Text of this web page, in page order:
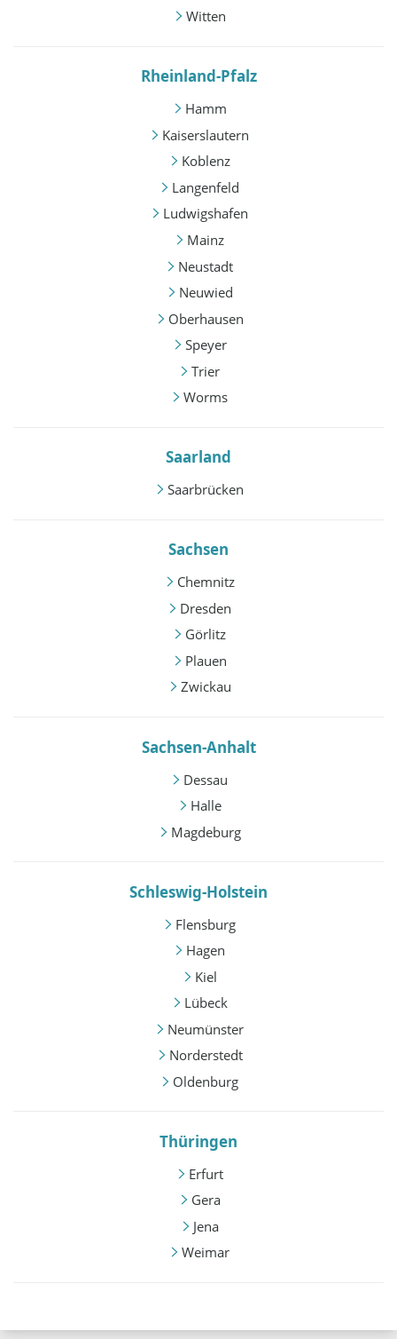
Witten
Rheinland-Pfalz
Hamm
Kaiserslautern
Koblenz
Langenfeld
Ludwigshafen
Mainz
Neustadt
Neuwied
Oberhausen
Speyer
Trier
Worms
Saarland
Saarbrücken
Sachsen
Chemnitz
Dresden
Görlitz
Plauen
Zwickau
Sachsen-Anhalt
Dessau
Halle
Magdeburg
Schleswig-Holstein
Flensburg
Hagen
Kiel
Lübeck
Neumünster
Norderstedt
Oldenburg
Thüringen
Erfurt
Gera
Jena
Weimar